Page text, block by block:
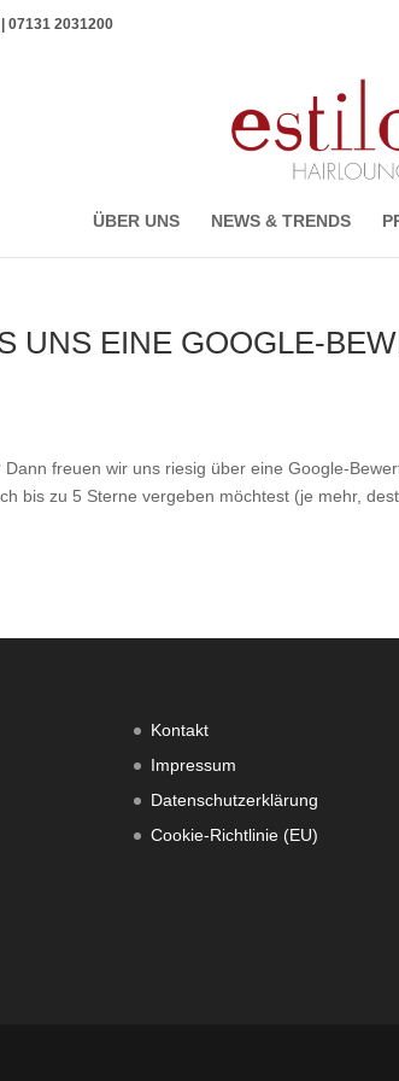
07131 2031200
ÜBER UNS NEWS & TRENDS
UNS EINE GOOGLE-
freuen wir uns riesig über eine Google-
bis zu 5 Sterne vergeben möchtest (je mehr,
Kontakt
Impressum
Datenschutzerklärung
Cookie-Richtlinie (EU)